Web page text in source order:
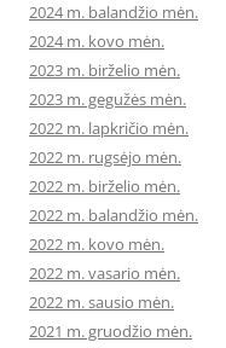
2024 m. balandžio mėn.
2024 m. kovo mėn.
2023 m. birželio mėn.
2023 m. gegužės mėn.
2022 m. lapkričio mėn.
2022 m. rugsėjo mėn.
2022 m. birželio mėn.
2022 m. balandžio mėn.
2022 m. kovo mėn.
2022 m. vasario mėn.
2022 m. sausio mėn.
2021 m. gruodžio mėn.